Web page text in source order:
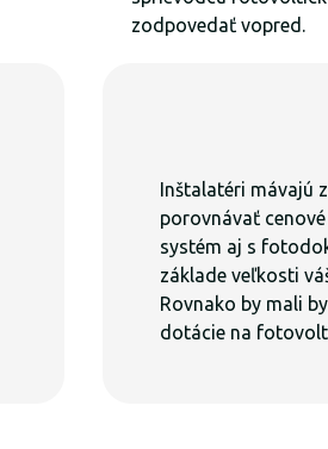
zodpovedať vopred.
Inštalatéri mávajú
porovnávať
systém aj s
základe veľkosti
Rovnako by mali
dotácie na